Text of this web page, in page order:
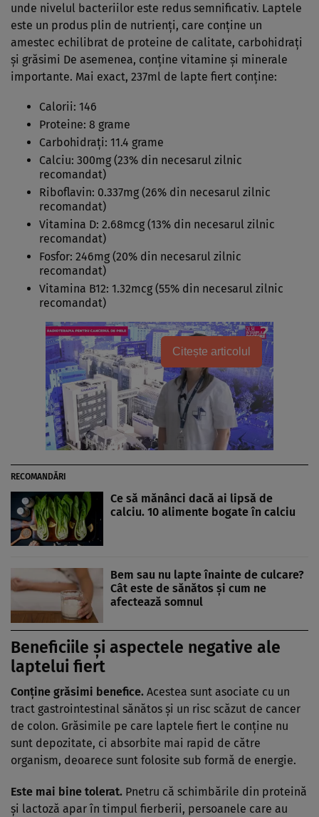
unde nivelul bacteriilor este redus semnificativ. Laptele
este un produs plin de nutrienți, care conține un
amestec echilibrat de proteine de calitate, carbohidrați
și grăsimi De asemenea, conține vitamine și minerale
importante. Mai exact, 237ml de lapte fiert conține:
Calorii: 146
Proteine: 8 grame
Carbohidrați: 11.4 grame
Calciu: 300mg (23% din necesarul zilnic
recomandat)
Riboflavin: 0.337mg (26% din necesarul zilnic
recomandat)
Vitamina D: 2.68mcg (13% din necesarul zilnic
recomandat)
Fosfor: 246mg (20% din necesarul zilnic
recomandat)
Vitamina B12: 1.32mcg (55% din necesarul zilnic
recomandat)
Citește articolul
RECOMANDĂRI
Ce să mănânci dacă ai lipsă de
calciu. 10 alimente bogate în calciu
Bem sau nu lapte înainte de culcare?
Cât este de sănătos şi cum ne
afectează somnul
Beneficiile și aspectele negative ale
laptelui fiert
Conține grăsimi benefice. Acestea sunt asociate cu un
tract gastrointestinal sănătos și un risc scăzut de cancer
de colon. Grăsimile pe care laptele fiert le conține nu
sunt depozitate, ci absorbite mai rapid de către
organism, deoarece sunt folosite sub formă de energie.
Este mai bine tolerat. Pnetru că schimbările din proteină
și lactoză apar în timpul fierberii, persoanele care au